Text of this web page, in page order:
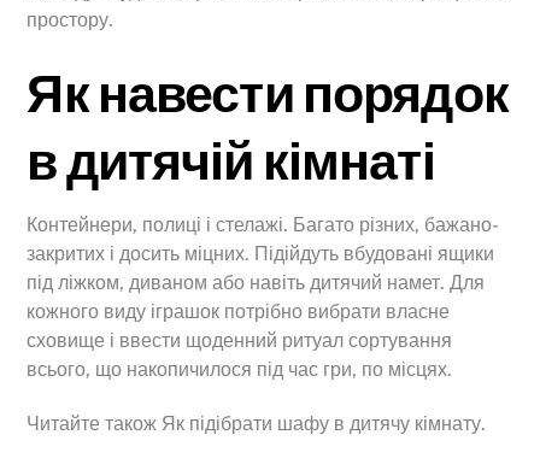
простору.
Як навести порядок
в дитячій кімнаті
Контейнери, полиці і стелажі. Багато різних, бажано-
закритих і досить міцних. Підійдуть вбудовані ящики
під ліжком, диваном або навіть дитячий намет. Для
кожного виду іграшок потрібно вибрати власне
сховище і ввести щоденний ритуал сортування
всього, що накопичилося під час гри, по місцях.
Читайте також Як підібрати шафу в дитячу кімнату.